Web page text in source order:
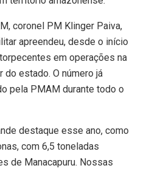
coronel PM Klinger Paiva,
apreendeu, desde o início
em operações na
estado. O número já
pela PMAM durante todo o
destaque esse ano, como
com 6,5 toneladas
de Manacapuru. Nossas